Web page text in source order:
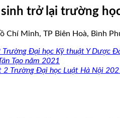
trở lại trường
Chí Minh, TP Biên Hoà, Bình
Đại học Kỹ thuật Y Dược
Tạo năm 2021
2 Trường Đại học Luật Hà Nội